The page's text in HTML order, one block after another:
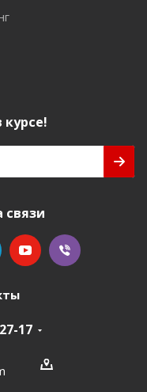
курсе!
связи
17